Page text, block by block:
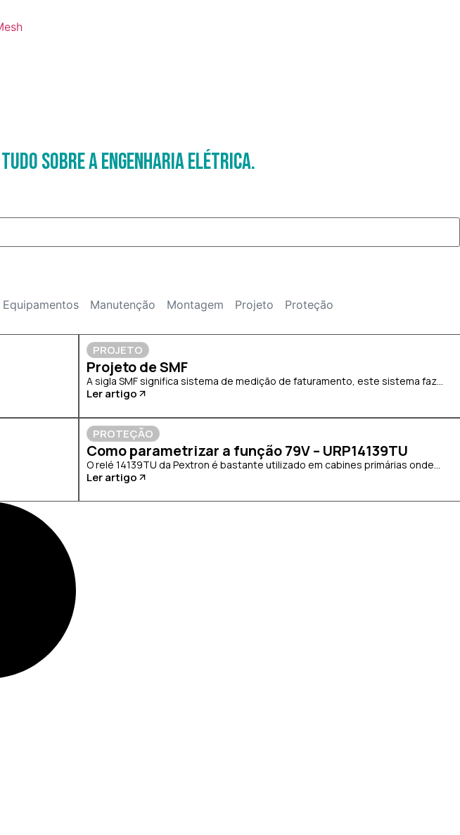
sobre a Engenharia Elétrica.
Equipamentos Manutenção Montagem Projeto Proteção
PROJETO
Projeto de SMF
A sigla SMF significa sistema de medição de faturamento, este sistema faz...
Ler artigo
PROTEÇÃO
Como parametrizar a função 79V – URP14139TU
O relé 14139TU da Pextron é bastante utilizado em cabines primárias onde...
Ler artigo